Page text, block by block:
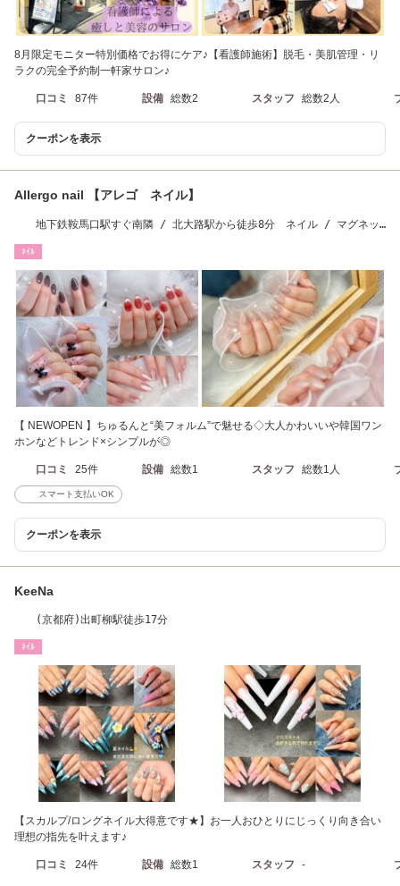
8月限定モニター特別価格でお得にケア♪【看護師施術】脱毛・美肌管理・リ
ラクの完全予約制一軒家サロン♪
口コミ 87件 設備 総数2 スタッフ 総数2人
クーポンを表示
Allergo nail 【アレゴ ネイル】
地下鉄鞍馬口駅すぐ南隣 / 北大路駅から徒歩8分 ネイル / マグネッ
ﾈｲﾙ
【 NEWOPEN 】ちゅるんと“美フォルム”で魅せる◇大人かわいいや韓国ワン
ホンなどトレンド×シンプルが◎
口コミ 25件 設備 総数1 スタッフ 総数1人
スマート支払いOK
クーポンを表示
KeeNa
(京都府)出町柳駅徒歩17分
ﾈｲﾙ
【スカルプ/ロングネイル大得意です★】お一人おひとりにじっくり向き合い
理想の指先を叶えます♪
口コミ 24件 設備 総数1 スタッフ -